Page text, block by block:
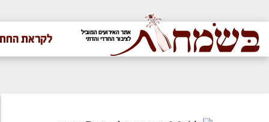
אתר האירועים המוביל
לציבור החרדי והדתי
לקראת